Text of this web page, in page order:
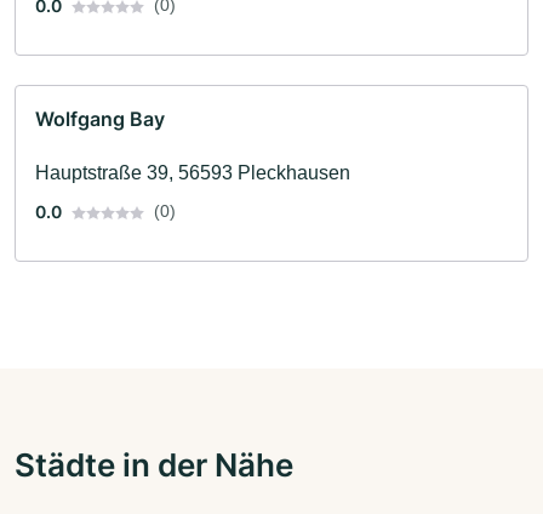
0.0 (0)
Wolfgang Bay
Hauptstraße 39, 56593 Pleckhausen
0.0
(0)
Städte in der Nähe